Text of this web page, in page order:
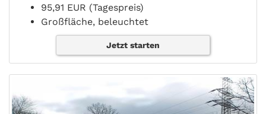
95,91 EUR (Tagespreis)
Großfläche, beleuchtet
Jetzt starten